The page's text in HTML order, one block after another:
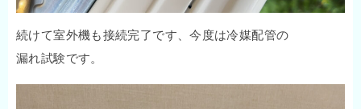
続けて室外機も接続完了です、今度は冷媒配管の
漏れ試験です。